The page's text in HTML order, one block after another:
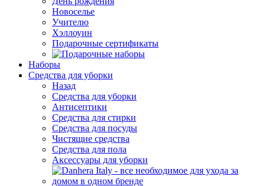
Новоселье
Учителю
Хэллоуин
Подарочные сертификаты
Наборы
Средства для уборки
Назад
Средства для уборки
Антисептики
Средства для стирки
Средства для посуды
Чистящие средства
Средства для пола
Аксессуары для уборки